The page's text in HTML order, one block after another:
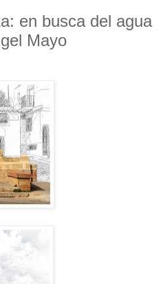
en busca del agua
Mayo